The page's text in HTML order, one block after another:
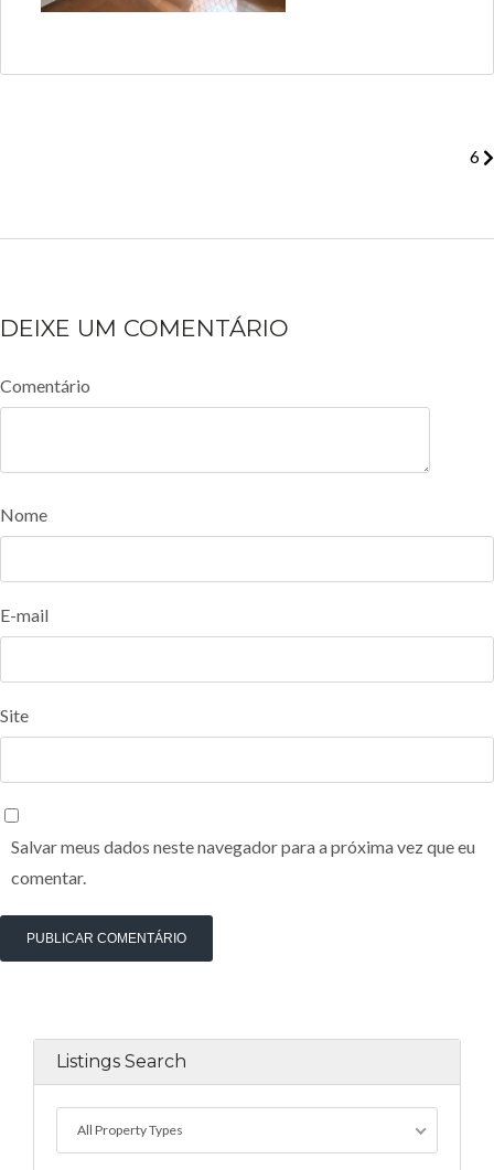
6
DEIXE UM COMENTÁRIO
Comentário
Nome
E-mail
Site
Salvar meus dados neste navegador para a próxima vez que eu
comentar.
Listings Search
All Property Types